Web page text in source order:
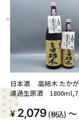
日本酒 高柿木 たか
濾過生原酒
水酒造】
2,079 (税込) ～